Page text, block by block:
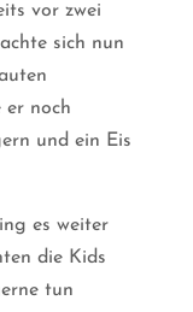
vor zwei
sich nun
er noch
und ein Eis
es weiter
die Kids
tun